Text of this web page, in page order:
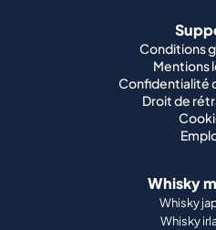
Conditions
Mentions
Confidentialité
Droit de
Whisky
Whisky
Whisky